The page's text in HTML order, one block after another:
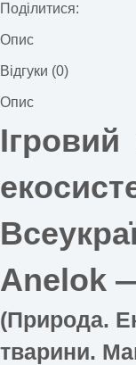
Поділитися:
Опис
Відгуки (0)
Опис
Anelok
(Природа.
тварини.